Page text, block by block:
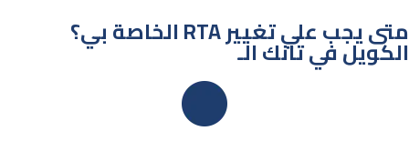
الخاصة بي؟ RTA متى يجب علي تغيير
الكويل في تانك الـ